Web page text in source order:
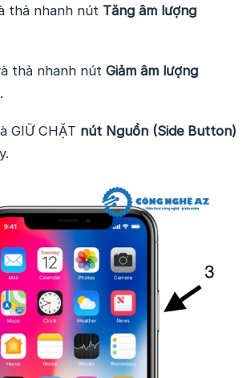
thả nhanh nút Tăng âm lượng
thả nhanh nút Giảm âm lượng
.
GIỮ CHẶT nút Nguồn (Side Button)